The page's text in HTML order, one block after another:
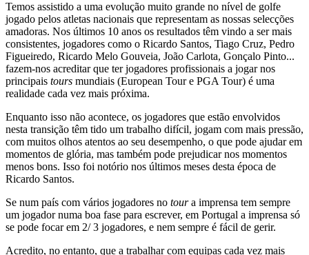
Temos assistido a uma evolução muito grande no nível de golfe
jogado pelos atletas nacionais que representam as nossas selecções
amadoras. Nos últimos 10 anos os resultados têm vindo a ser mais
consistentes, jogadores como o Ricardo Santos, Tiago Cruz, Pedro
Figueiredo, Ricardo Melo Gouveia, João Carlota, Gonçalo Pinto...
fazem-nos acreditar que ter jogadores profissionais a jogar nos
principais tours mundiais (European Tour e PGA Tour) é uma
realidade cada vez mais próxima.
Enquanto isso não acontece, os jogadores que estão envolvidos
nesta transição têm tido um trabalho difícil, jogam com mais pressão,
com muitos olhos atentos ao seu desempenho, o que pode ajudar em
momentos de glória, mas também pode prejudicar nos momentos
menos bons. Isso foi notório nos últimos meses desta época de
Ricardo Santos.
Se num país com vários jogadores no toura imprensa tem sempre
um jogador numa boa fase para escrever, em Portugal a imprensa só
se pode focar em 2/ 3 jogadores, e nem sempre é fácil de gerir.
Acredito, no entanto, que a trabalhar com equipas cada vez mais